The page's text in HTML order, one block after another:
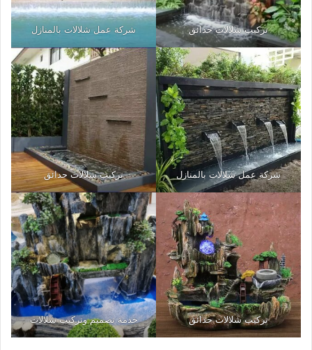
تركيب شلالات حدائق شركة عمل شلالات بالمنازل
شركة عمل شلالات بالمنازل تركيب شلالات حدائق
تركيب شلالات حدائق خدمة تصميم وتركيب شلالات